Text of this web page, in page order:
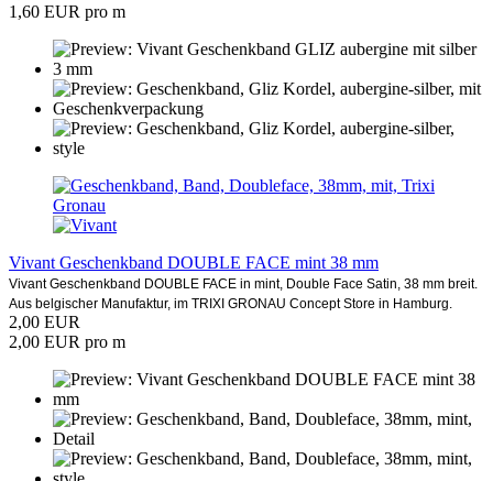
1,60 EUR pro m
Vivant Geschenkband DOUBLE FACE mint 38 mm
Vivant Geschenkband DOUBLE FACE in mint, Double Face Satin, 38 mm breit.
Aus belgischer Manufaktur, im TRIXI GRONAU Concept Store in Hamburg.
2,00 EUR
2,00 EUR pro m